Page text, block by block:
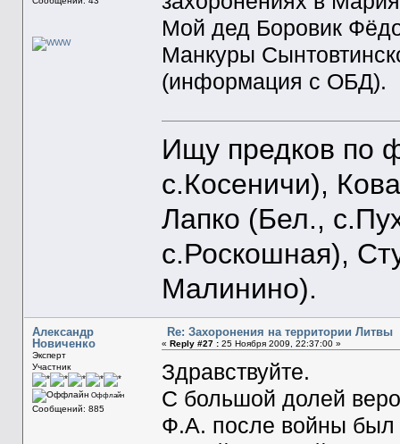
Мой дед Боровик
Манкуры
(информация с ОБД).
Ищу предков по
с.Косеничи),
Лапко (Бел.,
с.Роскошная),
Малинино).
Александр
Новиченко
Эксперт
Участник
Оффлайн
Сообщений: 885
Re: Захоронения на территории Литвы
« Reply #27 :25 Ноября 2009, 22:37:00 »
Здравствуйте.
С большой долей
Ф.А. после войны был